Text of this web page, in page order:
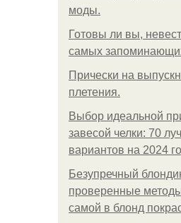
моды.
Готовы ли вы,
самых
Прически на
плетения.
Выбор идеальной
завесой челки: 70
вариантов на 2024
Безупречный
проверенные
самой в блонд